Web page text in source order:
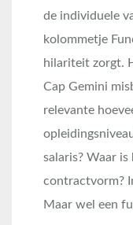
de individuele
kolommetje
hilariteit zorgt.
Cap Gemini
relevante
salaris? Waar
contractvorm?
Maar wel een